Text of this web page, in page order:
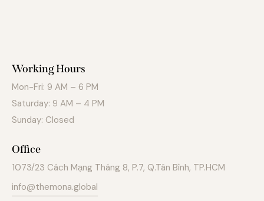
Working Hours
Mon-Fri: 9 AM – 6 PM
Saturday: 9 AM – 4 PM
Sunday: Closed
Office
1073/23 Cách Mạng Tháng 8, P.7, Q.Tân Bình, TP.HCM
info@themona.global